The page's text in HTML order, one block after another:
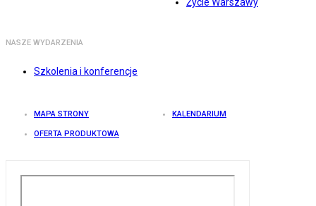
NASZE WYDARZENIA
Szkolenia i konferencje
MAPA STRONY KALENDARIUM
OFERTA PRODUKTOWA